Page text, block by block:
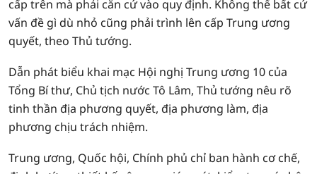
cấp trên mà phải căn cứ vào quy định. Không thể bất cứ
vấn đề gì dù nhỏ cũng phải trình lên cấp Trung ương
quyết, theo Thủ tướng.
Dẫn phát biểu khai mạc Hội nghị Trung ương 10 của
Tổng Bí thư, Chủ tịch nước Tô Lâm, Thủ tướng nêu rõ
tinh thần địa phương quyết, địa phương làm, địa
phương chịu trách nhiệm.
Trung ương, Quốc hội, Chính phủ chỉ ban hành cơ chế,